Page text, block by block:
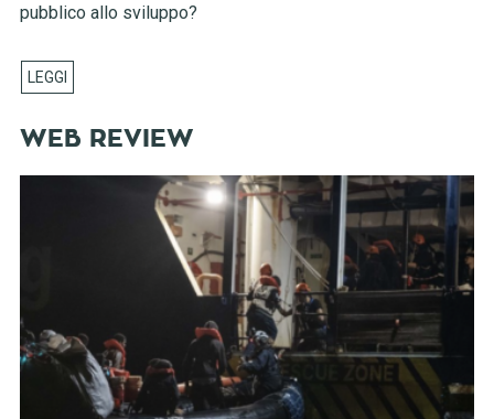
pubblico allo sviluppo?
WEB REVIEW